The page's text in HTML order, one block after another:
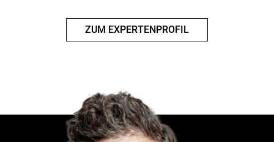
ZUM EXPERTENPROFIL